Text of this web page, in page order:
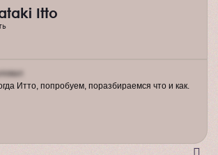
Itto
Итто, попробуем, поразбираемся что и как.